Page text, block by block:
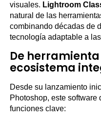
visuales. Lightroom
natural de las
combinando décadas de
tecnología adaptable a
De
ecosistema
Desde su lanzamiento
Photoshop, este
funciones clave: